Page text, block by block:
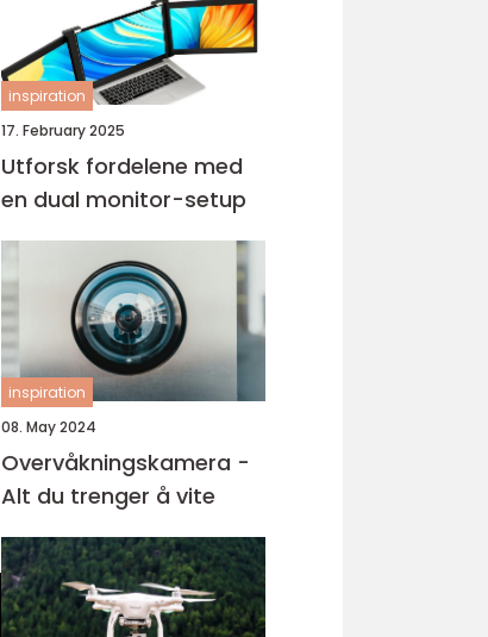
inspiration
17. February 2025
Utforsk fordelene med
en dual monitor-setup
inspiration
08. May 2024
Overvåkningskamera -
Alt du trenger å vite